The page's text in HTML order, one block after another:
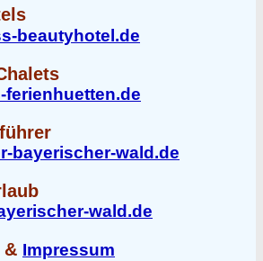
beautyhotel.de
ferienhuetten.de
bayerischer-wald.de
wald.de
& Impressum